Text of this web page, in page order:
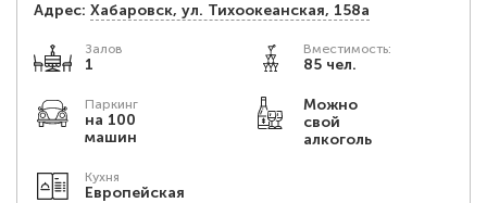
Адрес: Хабаровск, ул. Тихоокеанская, 158а
Залов
1
Вместимость:
85 чел.
Паркинг
на 100
машин
Можно
свой
алкоголь
Кухня
Европейская